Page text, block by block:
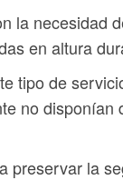
la necesidad
en altura
tipo de
no
la